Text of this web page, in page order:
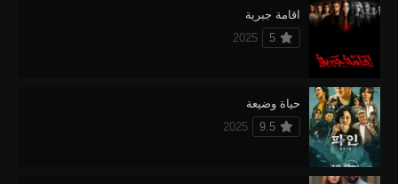
اقامة جبرية
5
2025
حياة وضيعة
9.5
2025